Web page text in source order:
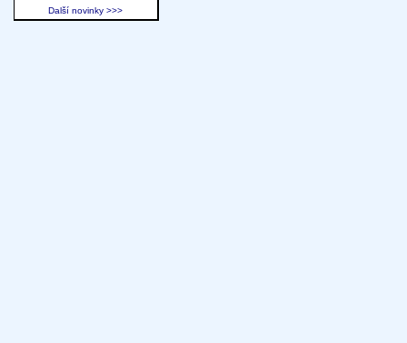
Další novinky >>>